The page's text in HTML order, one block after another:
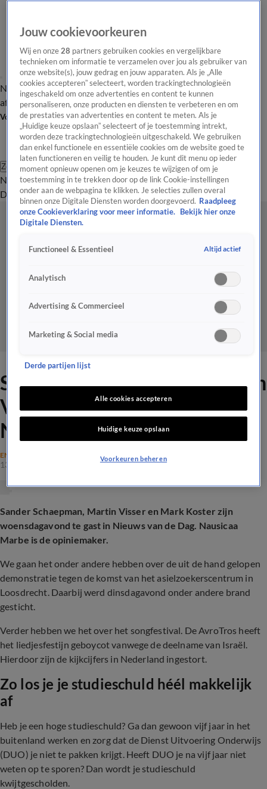
Nieuws van de DagOpinie van de Dag Onze categorieën Laatste
afleveringVideo's Nieuws van de Dag Podcast
Volg Nieuws van de Dag
Zoeken
Nieuws van de DagOpinie van de
Dag
Video'sUitzendingen PodcastPanelContact
Sander Schaepman en Martin
Visser woensdag te gast in
Nieuws van de Dag
ENTERTAINMENT
13 mei 2026, 13:59
Sander Schaepman, Martin Visser en Mark Koster zijn
woensdagavond te gast in Nieuws van de Dag. Nausicaa
Marbe is de opiniemaker.
We gaan het onder andere hebben over de uit de hand gelopen
demonstratie tegen de komst van het asielzoekerscentrum in
Loosdrecht. Daarbij werd dinsdagavond onder andere brand
gesticht.
Verder hebben we het over het songfestival. De AvroTros heeft
het liedjesfestijn geboycot vanwege de deelname van Israël.
Hierdoor zijn de kijkcijfers in Nederland ingestort.
Zo los je je studieschuld héél makkelijk
af
Heb je een hoge studieschuld? Ga dan gewoon vijf jaar in het
buitenland werken en zorg dat de Dienst Uitvoering Onderwijs
(DUO) je niet te pakken krijgt. Heeft DUO je na vijf jaar niet
weten op te sporen? Dan wordt je studieschuld
kwijtgescholden.
Jouw cookievoorkeuren
Wij en onze28 partners gebruiken cookies en vergelijkbare
technieken om informatie te verzamelen over jou als gebruiker van
onze website(s), jouw gedrag en jouw apparaten. Als je „Alle
cookies accepteren” selecteert, worden trackingtechnologieën
ingeschakeld om onze advertenties en content te kunnen
personaliseren, onze producten en diensten te verbeteren en om
de prestaties van advertenties en content te meten. Als je
„Huidige keuze opslaan” selecteert of je toestemming intrekt,
worden deze trackingtechnologieën uitgeschakeld. We gebruiken
dan enkel functionele en essentiële cookies om de website goed te
laten functioneren en veilig te houden. Je kunt dit menu op ieder
moment opnieuw openen om je keuzes te wijzigen of om je
toestemming in te trekken door op de link Cookie-instellingen
onder aan de webpagina te klikken. Je selecties zullen overal
binnen onze Digitale Diensten worden doorgevoerd. Raadpleeg
onze Cookieverklaring voor meer informatie.
Bekijk hier onze
Digitale Diensten.
Functioneel & Essentieel Altijd actief
Analytisch
Advertising & Commercieel
Marketing & Social media
Derde partijen lijst
Alle cookies accepteren
Huidige keuze opslaan
Voorkeuren beheren